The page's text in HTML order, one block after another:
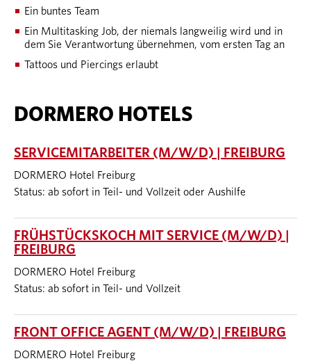
Ein buntes Team
Ein Multitasking Job, der niemals langweilig wird und in
dem Sie Verantwortung übernehmen, vom ersten Tag an
Tattoos und Piercings erlaubt
DORMERO HOTELS
SERVICEMITARBEITER (M/W/D) | FREIBURG
DORMERO Hotel Freiburg
Status: ab sofort in Teil- und Vollzeit oder Aushilfe
FRÜHSTÜCKSKOCH MIT SERVICE (M/W/D) |
FREIBURG
DORMERO Hotel Freiburg
Status: ab sofort in Teil- und Vollzeit
FRONT OFFICE AGENT (M/W/D) | FREIBURG
DORMERO Hotel Freiburg